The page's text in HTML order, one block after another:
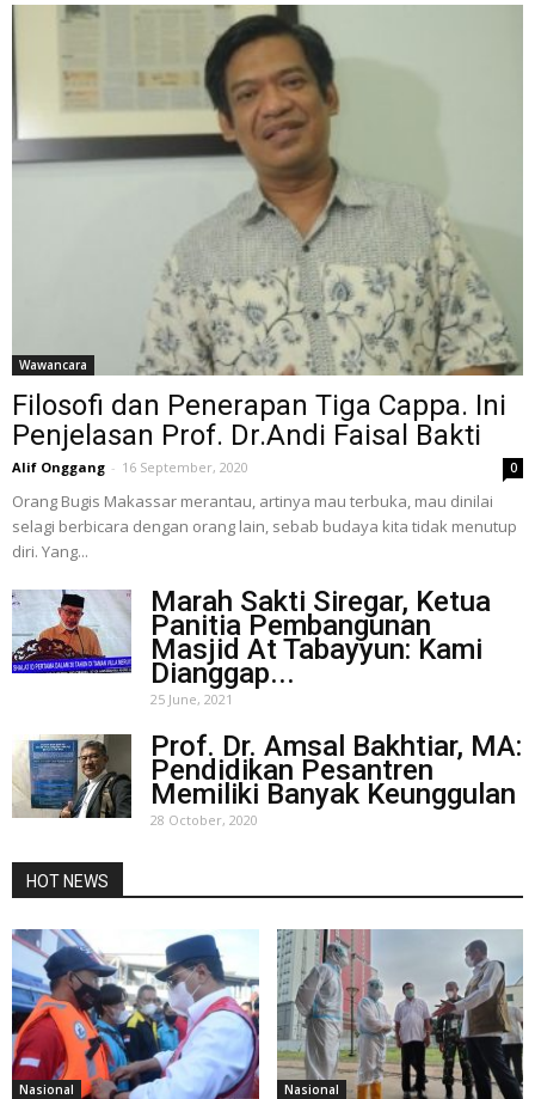
Wawancara
Filosofi dan Penerapan Tiga Cappa. Ini
Penjelasan Prof. Dr.Andi Faisal Bakti
Alif Onggang - 16 September, 2020 0
Orang Bugis Makassar merantau, artinya mau terbuka, mau dinilai
selagi berbicara dengan orang lain, sebab budaya kita tidak menutup
diri. Yang...
Marah Sakti Siregar, Ketua
Panitia Pembangunan
Masjid At Tabayyun: Kami
Dianggap...
25 June, 2021
Prof. Dr. Amsal Bakhtiar, MA:
Pendidikan Pesantren
Memiliki Banyak Keunggulan
28 October, 2020
HOT NEWS
Nasional Nasional